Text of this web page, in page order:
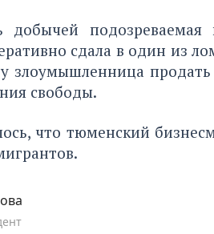
добычей
сдала в один из
злоумышленница
свободы.
что тюменский